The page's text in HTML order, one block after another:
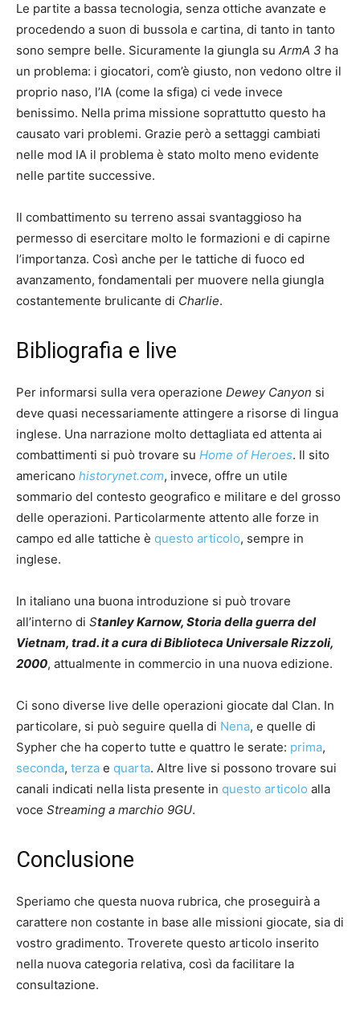
Le partite a bassa tecnologia, senza ottiche avanzate e
procedendo a suon di bussola e cartina, di tanto in tanto
sono sempre belle. Sicuramente la giungla su ArmA 3 ha
un problema: i giocatori, com’è giusto, non vedono oltre il
proprio naso, l’IA (come la sfiga) ci vede invece
benissimo. Nella prima missione soprattutto questo ha
causato vari problemi. Grazie però a settaggi cambiati
nelle mod IA il problema è stato molto meno evidente
nelle partite successive.
Il combattimento su terreno assai svantaggioso ha
permesso di esercitare molto le formazioni e di capirne
l’importanza. Così anche per le tattiche di fuoco ed
avanzamento, fondamentali per muovere nella giungla
costantemente brulicante di Charlie.
Bibliografia e live
Per informarsi sulla vera operazione Dewey Canyon si
deve quasi necessariamente attingere a risorse di lingua
inglese. Una narrazione molto dettagliata ed attenta ai
combattimenti si può trovare su Home of Heroes. Il sito
americano historynet.com, invece, offre un utile
sommario del contesto geografico e militare e del grosso
delle operazioni. Particolarmente attento alle forze in
campo ed alle tattiche è questo articolo, sempre in
inglese.
In italiano una buona introduzione si può trovare
all’interno di Stanley Karnow, Storia della guerra del
Vietnam, trad. it a cura di Biblioteca Universale Rizzoli,
2000, attualmente in commercio in una nuova edizione.
Ci sono diverse live delle operazioni giocate dal Clan. In
particolare, si può seguire quella di Nena, e quelle di
Sypher che ha coperto tutte e quattro le serate: prima,
seconda, terza e quarta. Altre live si possono trovare sui
canali indicati nella lista presente in questo articolo alla
voce Streaming a marchio 9GU.
Conclusione
Speriamo che questa nuova rubrica, che proseguirà a
carattere non costante in base alle missioni giocate, sia di
vostro gradimento. Troverete questo articolo inserito
nella nuova categoria relativa, così da facilitare la
consultazione.